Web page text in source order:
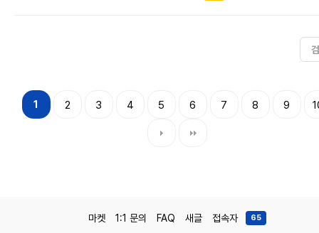
1 2 3 4 5 6 7 8 9
마켓 1:1 문의 FAQ 새글 접속자 65